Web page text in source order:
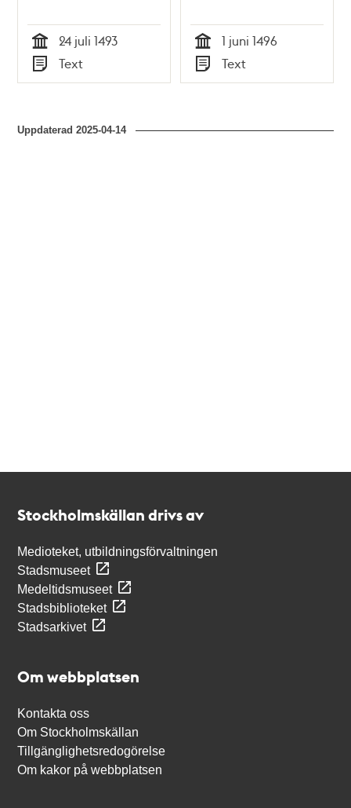
Tid
24 juli 1493
Typ
Text Tid
1 juni 1496
Typ
Text
Uppdaterad2025-04-14
Stockholmskällan drivs av
Medioteket, utbildningsförvaltningen
Stadsmuseet
Medeltidsmuseet
Stadsbiblioteket
Stadsarkivet
Om webbplatsen
Kontakta oss
Om Stockholmskällan
Tillgänglighetsredogörelse
Om kakor på webbplatsen